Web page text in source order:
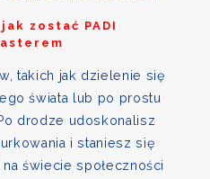
zostać PADI
takich jak dzielenie się
świata lub po prostu
drodze udoskonalisz
i staniesz się
świecie społeczności